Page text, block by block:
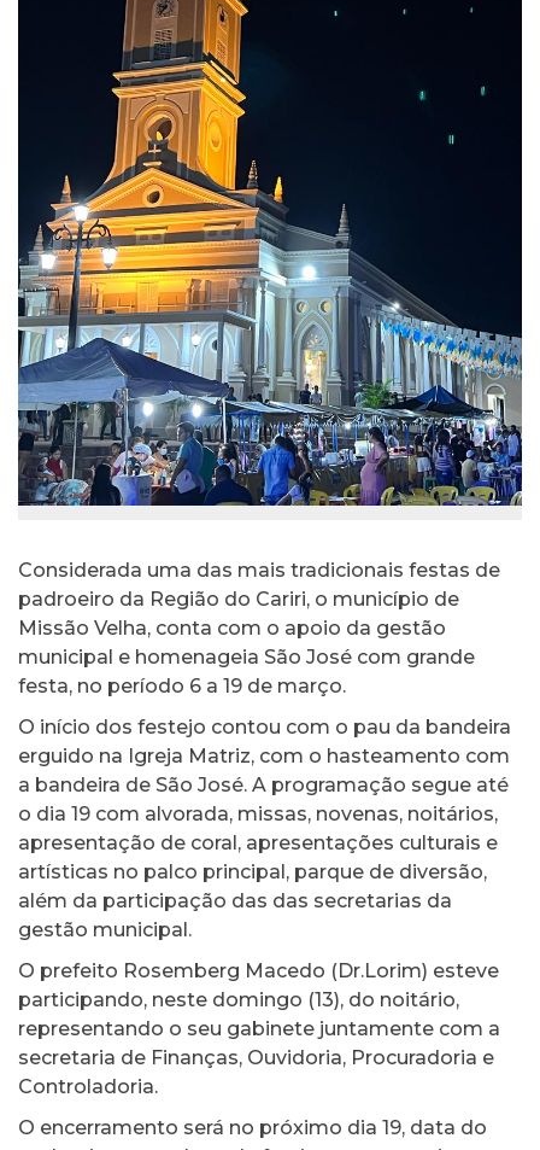
Considerada uma das mais tradicionais festas de
padroeiro da Região do Cariri, o município de
Missão Velha, conta com o apoio da gestão
municipal e homenageia São José com grande
festa, no período 6 a 19 de março.
O início dos festejo contou com o pau da bandeira
erguido na Igreja Matriz, com o hasteamento com
a bandeira de São José. A programação segue até
o dia 19 com alvorada, missas, novenas, noitários,
apresentação de coral, apresentações culturais e
artísticas no palco principal, parque de diversão,
além da participação das das secretarias da
gestão municipal.
O prefeito Rosemberg Macedo (Dr.Lorim) esteve
participando, neste domingo (13), do noitário,
representando o seu gabinete juntamente com a
secretaria de Finanças, Ouvidoria, Procuradoria e
Controladoria.
O encerramento será no próximo dia 19, data do